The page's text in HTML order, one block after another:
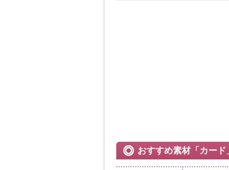
おすすめ素材「カード